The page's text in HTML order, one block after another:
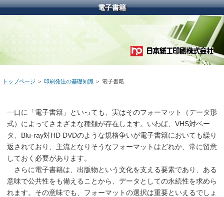
電子書籍
トップページ ＞ 印刷発注の基礎知識 ＞ 電子書籍
一口に「電子書籍」といっても、実はそのフォーマット（データ形
式）によってさまざまな種類が存在します。いわば、VHS対ベー
タ、Blu-ray対HD DVDのような規格争いが電子書籍においても繰り
返されており、主流となりそうなフォーマットはどれか、常に留意
しておく必要があります。
さらに電子書籍は、出版物という文化を支える要素であり、ある
意味で公共性をも備えることから、データとしての永続性を求めら
れます。その意味でも、フォーマットの選択は重要といえるでしょ